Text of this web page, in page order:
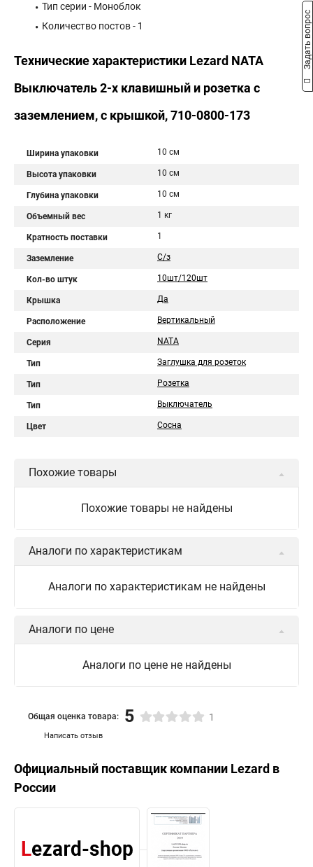
Тип серии - Моноблок
Количество постов - 1
Технические характеристики Lezard NATA
Выключатель 2-х клавишный и розетка с
заземлением, с крышкой, 710-0800-173
Ширина упаковки 10 см
Высота упаковки 10 см
Глубина упаковки 10 см
Объемный вес 1 кг
Кратность поставки 1
Заземление С/з
Кол-во штук 10шт/120шт
Крышка Да
Расположение Вертикальный
Серия NATA
Тип Заглушка для розеток
Тип Розетка
Тип Выключатель
Цвет Сосна
Похожие товары
Похожие товары не найдены
Аналоги по характеристикам
Аналоги по характеристикам не найдены
Аналоги по цене
Аналоги по цене не найдены
Написать отзыв
Общая оценка товара: 5 1
Официальный поставщик компании Lezard в
России
Задать вопрос